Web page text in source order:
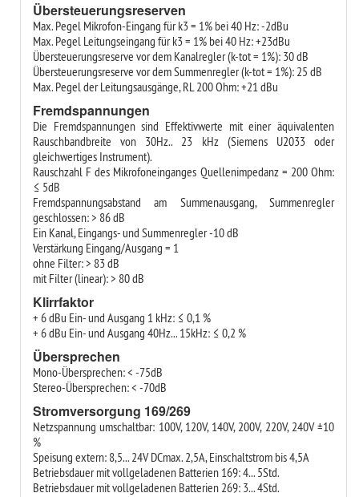
Übersteuerungsreserven
Max. Pegel Mikrofon-Eingang für k3 = 1% bei 40 Hz: -2dBu
Max. Pegel Leitungseingang für k3 = 1% bei 40 Hz: +23dBu
Übersteuerungsreserve vor dem Kanalregler (k-tot = 1%): 30 dB
Übersteuerungsreserve vor dem Summenregler (k-tot = 1%): 25 dB
Max. Pegel der Leitungsausgänge, RL 200 Ohm: +21 dBu
Fremdspannungen
Die Fremdspannungen sind Effektivwerte mit einer äquivalenten
Rauschbandbreite von 30Hz.. 23 kHz (Siemens U2033 oder
gleichwertiges Instrument).
Rauschzahl F des Mikrofoneinganges Quellenimpedanz = 200 Ohm:
≤ 5dB
Fremdspannungsabstand am Summenausgang, Summenregler
geschlossen: > 86 dB
Ein Kanal, Eingangs- und Summenregler -10 dB
Verstärkung Eingang/Ausgang = 1
ohne Filter: > 83 dB
mit Filter (linear): > 80 dB
Klirrfaktor
+ 6 dBu Ein- und Ausgang 1 kHz: ≤ 0,1 %
+ 6 dBu Ein- und Ausgang 40Hz... 15kHz: ≤ 0,2 %
Übersprechen
Mono-Übersprechen: < -75dB
Stereo-Übersprechen: < -70dB
Stromversorgung 169/269
Netzspannung umschaltbar: 100V, 120V, 140V, 200V, 220V, 240V ±10
%
Speisung extern: 8,5... 24V DCmax. 2,5A, Einschaltstrom bis 4,5A
Betriebsdauer mit vollgeladenen Batterien 169: 4... 5Std.
Betriebsdauer mit vollgeladenen Batterien 269: 3... 4Std.